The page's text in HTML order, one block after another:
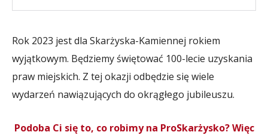
Rok 2023 jest dla Skarżyska-Kamiennej rokiem
wyjątkowym. Będziemy świętować 100-lecie uzyskania
praw miejskich. Z tej okazji odbędzie się wiele
wydarzeń nawiązujących do okrągłego jubileuszu.
Podoba Ci się to, co robimy na ProSkarżysko? Więc